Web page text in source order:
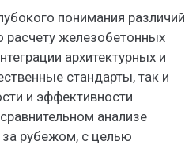
понимания различий
железобетонных
архитектурных и
стандарты, так и
и эффективности
анализе
рубежом, с целью